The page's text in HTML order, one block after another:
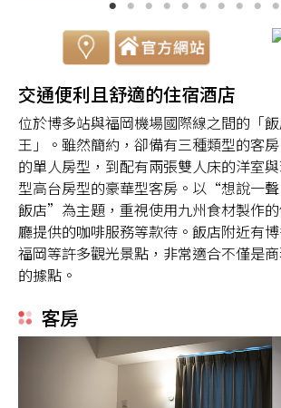
交通便利且舒適的住宿酒店
位於博多站與福岡機場國際線之間的「
王」。雖然簡約，卻備有三種類型的客
的單人房型，到配有兩張雙人床的洋室
型高台房型的豪華型客房。以“想說一
飯店”為主題，重視使用九州食材製作
廳提供的咖啡服務等款待。飯店附近有
福岡等許多觀光景點，非常適合不僅是
的據點。
客房